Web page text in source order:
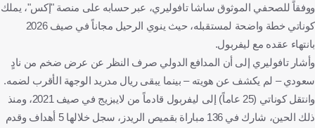
ووفقاً للصحفي الموثوق ساشا تافوليري، عبر حسابه على منصة "إكس"، يملك
كوناتي خطة واضحة لمستقبله، حيث ينوي الرحيل مجاناً في صيف 2026
بانتهاء عقده مع ليفربول.
وأشار تافوليري إلى أن المدافع الدولي صرف النظر عن عرض ضخم من نادٍ
سعودي – لم يكشف عن هويته – بينما يبقى ريال مدريد الوجهة الأقرب لضمه.
وانتقل كوناتي (25 عاماً) إلى ليفربول قادماً من لايبزيج في صيف 2021، ومنذ
ذلك الحين، شارك في 136 مباراة بقميص الريدز، سجل خلالها 5 أهداف وقدم